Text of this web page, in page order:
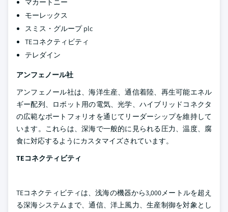
マカートニー
モーレックス
スミス・グループ plc
TEコネクティビティ
テレダイン
アンフェノール社
アンフェノール社は、海洋生産、通信着陸、再生可能エネル
ギー配列、ロボット用の電気、光学、ハイブリッドコネクタ
の広範なポートフォリオを通じてリーダーシップを維持して
います。これらは、深海で一般的に見られる圧力、温度、腐
食に対応するようにカスタマイズされています。
TEコネクティビティ
TEコネクティビティは、浅海の機器から3,000メートルを超え
る深海システムまで、通信、洋上風力、生産制御を対象とし